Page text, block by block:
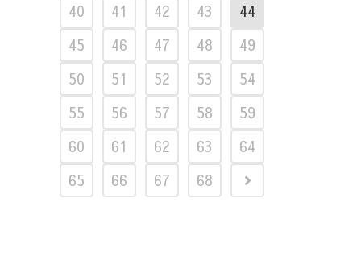
40
41 42 43
44
45
46 47 48
49
50
51 52 53
54
55
56 57 58
59
60
61 62 63
64
65
66 67 68